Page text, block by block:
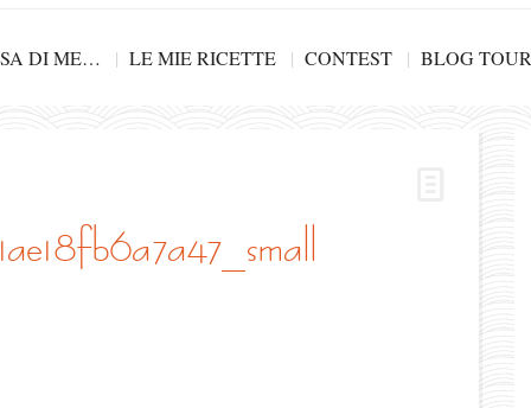
DI ME… LE MIE RICETTE CONTEST BLOG TOUR